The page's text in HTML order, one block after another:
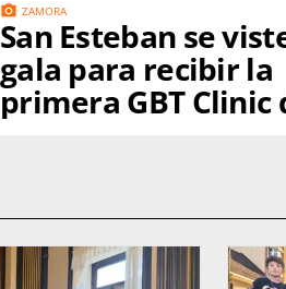
photo_camera ZAMORA
San Esteban se
gala para recibir la
primera GBT Clinic